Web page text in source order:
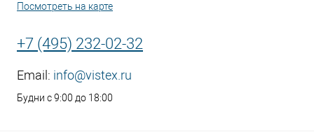
Посмотреть на карте
+7 (495) 232-02-32
Email: info@vistex.ru
Будни с 9:00 до 18:00